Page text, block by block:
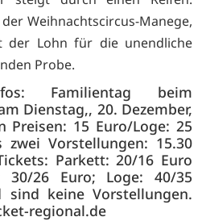
Weihnachtscircus-Manege,
der Lohn für die unendliche
Probe.
Familientag beim
Dienstag,, 20. Dezember,
Preisen: 15 Euro/Loge: 25
Vorstellungen: 15.30
Parkett: 20/16 Euro
30/26 Euro; Loge: 40/35
sind keine Vorstellungen.
regional.de